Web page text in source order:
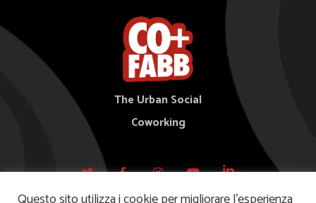
The Urban Social
Coworking